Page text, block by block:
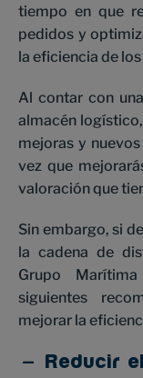
tiempo en que
pedidos y
la eficiencia de
Al contar con
almacén
mejoras y
vez que
valoración que
Sin embargo, si
la cadena de
Grupo
siguientes
mejorar la
Reducir